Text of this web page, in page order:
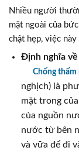
Nhiều người
mặt ngoài của
chật hẹp, việc
Định nghĩa
Chống thấm
nghịch) là
mặt trong
của nguồn
nước từ bên
và vữa để đi